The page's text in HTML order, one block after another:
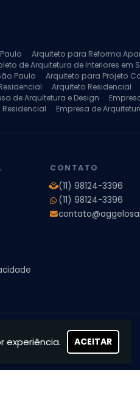
Arquiteto para Reforma
de Arquitetura de Interiores em
Paulo Arquiteto para Projeto
Arquiteto Residencial
de Arquitetura e Design
Empresa de
CONTATO
(11) 98124-3396
(11) 98124-3396
experiência. ACEITAR